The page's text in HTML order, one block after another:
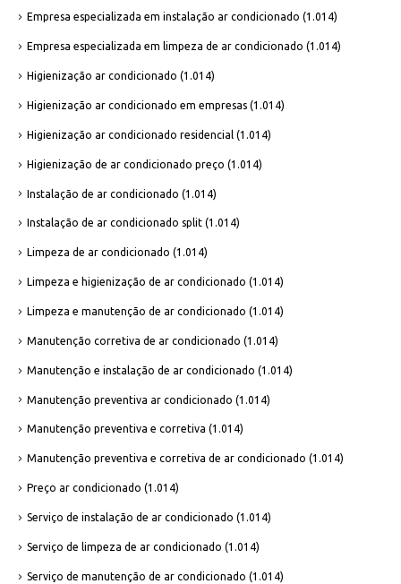
Empresa especializada em instalação ar condicionado (1.014)
Empresa especializada em limpeza de ar condicionado (1.014)
Higienização ar condicionado (1.014)
Higienização ar condicionado em empresas (1.014)
Higienização ar condicionado residencial (1.014)
Higienização de ar condicionado preço (1.014)
Instalação de ar condicionado (1.014)
Instalação de ar condicionado split (1.014)
Limpeza de ar condicionado (1.014)
Limpeza e higienização de ar condicionado (1.014)
Limpeza e manutenção de ar condicionado (1.014)
Manutenção corretiva de ar condicionado (1.014)
Manutenção e instalação de ar condicionado (1.014)
Manutenção preventiva ar condicionado (1.014)
Manutenção preventiva e corretiva (1.014)
Manutenção preventiva e corretiva de ar condicionado (1.014)
Preço ar condicionado (1.014)
Serviço de instalação de ar condicionado (1.014)
Serviço de limpeza de ar condicionado (1.014)
Serviço de manutenção de ar condicionado (1.014)